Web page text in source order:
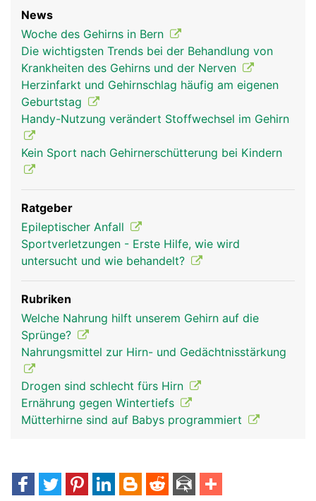
hirn frau hirn mann kopf Links Frau
kopf Links Mann
News
Woche des Gehirns in Bern
Die wichtigsten Trends bei der Behandlung von
Krankheiten des Gehirns und der Nerven
Herzinfarkt und Gehirnschlag häufig am eigenen
Geburtstag
Handy-Nutzung verändert Stoffwechsel im Gehirn
Kein Sport nach Gehirnerschütterung bei Kindern
Ratgeber
Epileptischer Anfall
Sportverletzungen - Erste Hilfe, wie wird
untersucht und wie behandelt?
Rubriken
Welche Nahrung hilft unserem Gehirn auf die
Sprünge?
Nahrungsmittel zur Hirn- und Gedächtnisstärkung
Drogen sind schlecht fürs Hirn
Ernährung gegen Wintertiefs
Mütterhirne sind auf Babys programmiert